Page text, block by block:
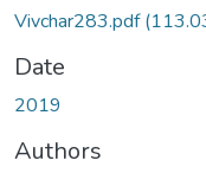
Vivchar283.pdf
Date
2019
Authors